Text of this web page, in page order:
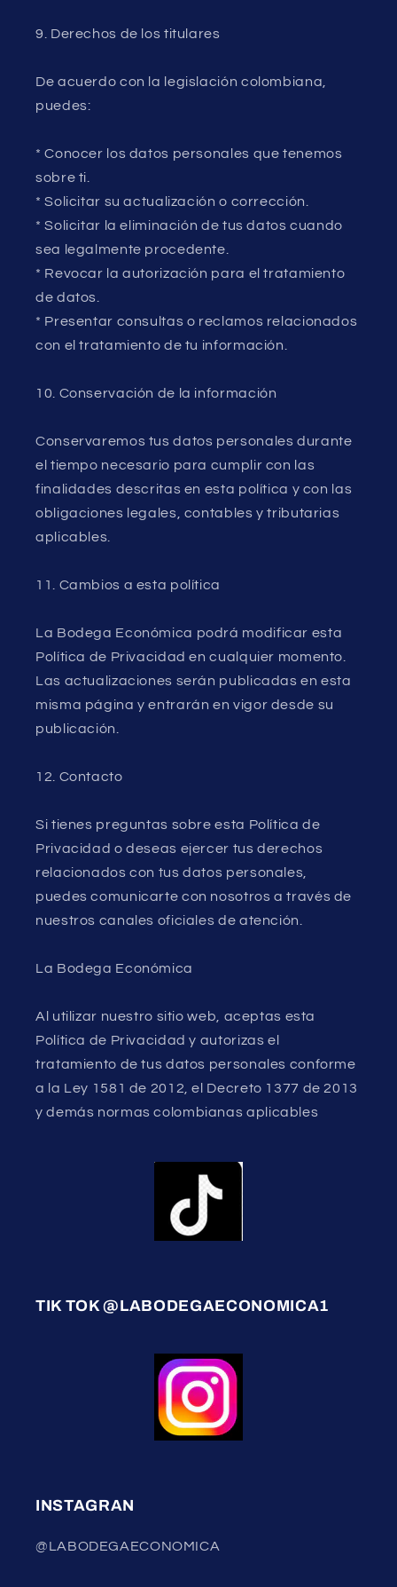
9. Derechos de los titulares
De acuerdo con la legislación colombiana,
puedes:
* Conocer los datos personales que tenemos
sobre ti.
* Solicitar su actualización o corrección.
* Solicitar la eliminación de tus datos cuando
sea legalmente procedente.
* Revocar la autorización para el tratamiento
de datos.
* Presentar consultas o reclamos relacionados
con el tratamiento de tu información.
10. Conservación de la información
Conservaremos tus datos personales durante
el tiempo necesario para cumplir con las
finalidades descritas en esta política y con las
obligaciones legales, contables y tributarias
aplicables.
11. Cambios a esta política
La Bodega Económica podrá modificar esta
Política de Privacidad en cualquier momento.
Las actualizaciones serán publicadas en esta
misma página y entrarán en vigor desde su
publicación.
12. Contacto
Si tienes preguntas sobre esta Política de
Privacidad o deseas ejercer tus derechos
relacionados con tus datos personales,
puedes comunicarte con nosotros a través de
nuestros canales oficiales de atención.
La Bodega Económica
Al utilizar nuestro sitio web, aceptas esta
Política de Privacidad y autorizas el
tratamiento de tus datos personales conforme
a la Ley 1581 de 2012, el Decreto 1377 de 2013
y demás normas colombianas aplicables
TIK TOK @LABODEGAECONOMICA1
INSTAGRAN
@LABODEGAECONOMICA